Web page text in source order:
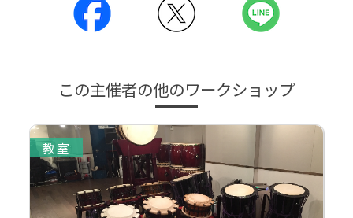
この主催者の他のワークショップ
教室